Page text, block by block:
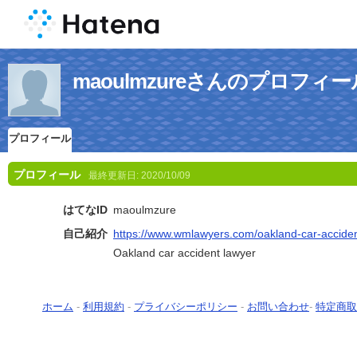
maoulmzureさんのプロフィー
プロフィール
プロフィール 最終更新日: 2020/10/09
はてなID maoulmzure
自己紹介 https://www.wmlawyers.com/oakland-car-
Oakland car accident lawyer
ホーム - 利用規約 - プライバシーポリシー - お問い合わせ- 特定商